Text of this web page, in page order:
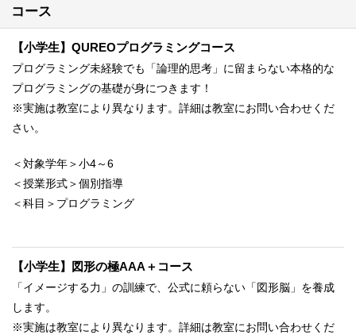
コース
【小学生】QUREOプログラミングコース
プログラミング未経験でも「論理的思考」に留まらない本格的な
プログラミングの基礎が⾝につきます！
※実施は教室により異なります。詳細は教室にお問い合わせくだ
さい。
＜対象学年＞小4～6
＜授業形式＞個別指導
＜科目＞プログラミング
【小学生】図形の極AAA＋コース
「イメージする力」の訓練で、公式に頼らない「図形脳」を養成
します。
※実施は教室により異なります。詳細は教室にお問い合わせくだ